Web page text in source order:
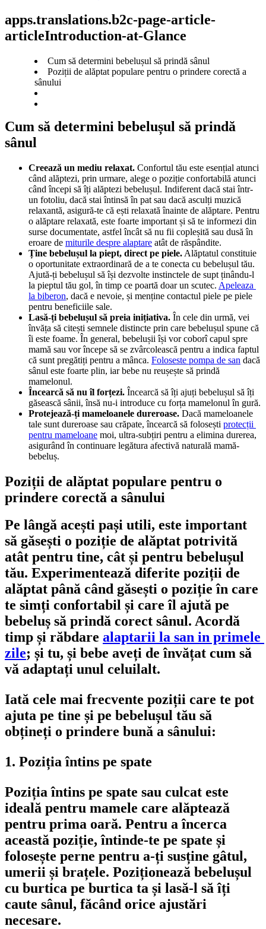
apps.translations.b2c-page-article-
articleIntroduction-at-Glance
Cum să determini bebelușul să prindă sânul
Poziții de alăptat populare pentru o prindere corectă a
sânului
Cum să determini bebelușul să prindă
sânul
Creează un mediu relaxat. Confortul tău este esențial atunci
când alăptezi, prin urmare, alege o poziție confortabilă atunci
când începi să îți alăptezi bebelușul. Indiferent dacă stai într-
un fotoliu, dacă stai întinsă în pat sau dacă asculți muzică
relaxantă, asigură-te că ești relaxată înainte de alăptare. Pentru
o alăptare relaxată, este foarte important și să te informezi din
surse documentate, astfel încât să nu fii copleșită sau dusă în
eroare de miturile despre alaptare atât de răspândite.
Ține bebelușul la piept, direct pe piele. Alăptatul constituie
o oportunitate extraordinară de a te conecta cu bebelușul tău.
Ajută-ți bebelușul să își dezvolte instinctele de supt ținându-l
la pieptul tău gol, în timp ce poartă doar un scutec. Apeleaza
la biberon, dacă e nevoie, și menține contactul piele pe piele
pentru beneficiile sale.
Lasă-ți bebelușul să preia inițiativa. În cele din urmă, vei
învăța să citești semnele distincte prin care bebelușul spune că
îi este foame. În general, bebelușii își vor coborî capul spre
mamă sau vor începe să se zvârcolească pentru a indica faptul
că sunt pregătiți pentru a mânca. Foloseste pompa de san dacă
sânul este foarte plin, iar bebe nu reușește să prindă
mamelonul.
Încearcă să nu îl forțezi. Încearcă să îți ajuți bebelușul să îți
găsească sânii, însă nu-i introduce cu forța mamelonul în gură.
Protejează-ți mameloanele dureroase. Dacă mameloanele
tale sunt dureroase sau crăpate, încearcă să folosești protecții
pentru mameloane moi, ultra-subțiri pentru a elimina durerea,
asigurând în continuare legătura afectivă naturală mamă-
bebeluș.
Poziții de alăptat populare pentru o
prindere corectă a sânului
Pe lângă acești pași utili, este important
să găsești o poziție de alăptat potrivită
atât pentru tine, cât și pentru bebelușul
tău. Experimentează diferite poziții de
alăptat până când găsești o poziție în care
te simți confortabil și care îl ajută pe
bebeluș să prindă corect sânul. Acordă
timp și răbdare alaptarii la san in primele
zile; și tu, și bebe aveți de învățat cum să
vă adaptați unul celuilalt.
Iată cele mai frecvente poziții care te pot
ajuta pe tine și pe bebelușul tău să
obțineți o prindere bună a sânului:
1. Poziția întins pe spate
Poziția întins pe spate sau culcat este
ideală pentru mamele care alăptează
pentru prima oară. Pentru a încerca
această poziție, întinde-te pe spate și
folosește perne pentru a-ți susține gâtul,
umerii și brațele. Poziționează bebelușul
cu burtica pe burtica ta și lasă-l să îți
caute sânul, făcând orice ajustări
necesare.